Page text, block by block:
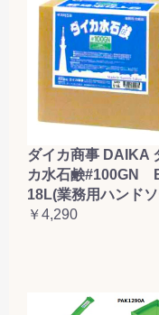
ダイカ商事 DAIKA
カ水石鹸#100GN
18L(業務用ハンド
￥4,290